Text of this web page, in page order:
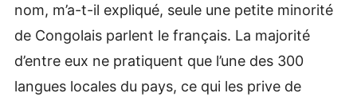
nom, m’a-t-il expliqué, seule une petite minorité
de Congolais parlent le français. La majorité
d’entre eux ne pratiquent que l’une des 300
langues locales du pays, ce qui les prive de